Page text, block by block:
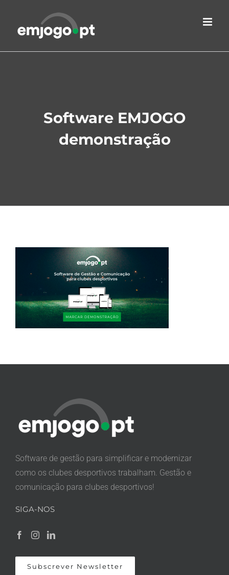
content
Software EMJOGO
demonstração
Software de gestão para simplificar e modernizar
como os clubes desportivos trabalham. Gestão e
comunicação para clubes desportivos!
SIGA-NOS
Subscrever Newsletter